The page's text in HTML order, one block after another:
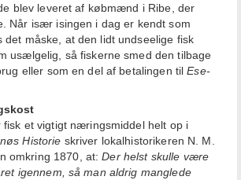
blev leveret af købmænd i Ribe, der
Når især isingen i dag er kendt som
det måske, at den lidt undseelige fisk
usælgelig, så fiskerne smed den tilbage
eller som en del af betalingen tilEse-
et vigtigt næringsmiddel helt op i
Historie skriver lokalhistorikeren N. M.
omkring 1870, at:Der helst skulle være
igennem, så man aldrig manglede